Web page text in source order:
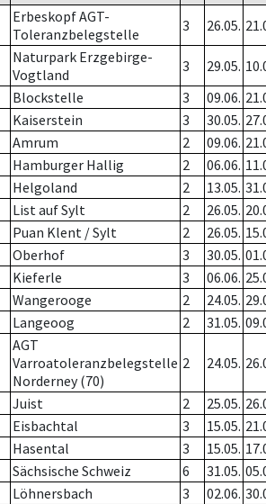
Erbeskopf AGT-
Toleranzbelegstelle
3 26.05.
Naturpark Erzgebirge-
Vogtland
3 29.05.
Blockstelle 3 09.06.
Kaiserstein 3 30.05.
Amrum 2 09.06.
Hamburger Hallig 2 06.06.
Helgoland 2 13.05.
List auf Sylt 2 26.05.
Puan Klent / Sylt 2 26.05.
Oberhof 3 30.05.
Kieferle 3 06.06.
Wangerooge 2 24.05.
Langeoog 2 31.05.
AGT
Varroatoleranzbelegstelle
Norderney (70)
2 24.05.
Juist 2 25.05.
Eisbachtal 3 15.05.
Hasental 3 15.05.
Sächsische Schweiz 6 31.05.
Löhnersbach 3 02.06.